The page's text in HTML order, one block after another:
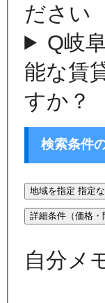
ださい
Q岐
能な賃
すか？
検索条件
地域を指定 指定
詳細条件（価格
自分メ